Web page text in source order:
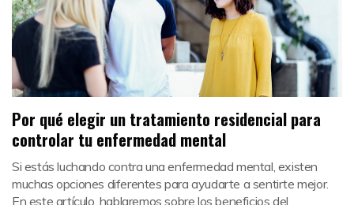
Por qué elegir un tratamiento residencial para
controlar tu enfermedad mental
Si estás luchando contra una enfermedad mental, existen
muchas opciones diferentes para ayudarte a sentirte mejor.
En este artículo, hablaremos sobre los beneficios del